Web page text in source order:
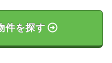
件を探す